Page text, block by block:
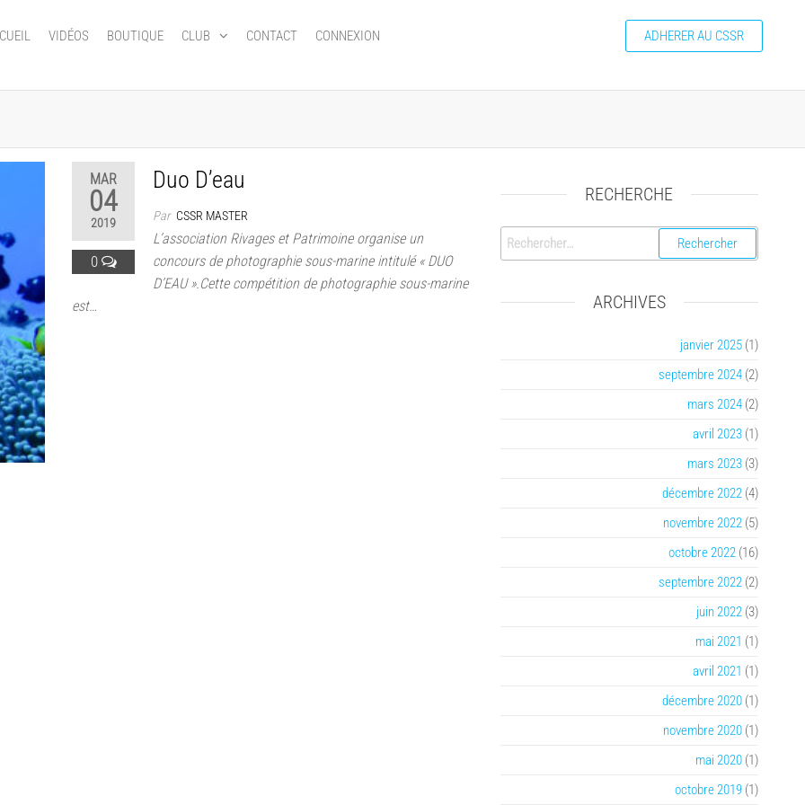
ADHERER AU CSSR
VIDÉOS BOUTIQUE CLUB CONTACT CONNEXION
MAR
04
2019
0
Duo D’eau
Par CSSR MASTER
L’association Rivages et Patrimoine organise un
concours de photographie sous-marine intitulé « DUO
D’EAU ».Cette compétition de photographie sous-marine
est…
RECHERCHE
Rechercher :
ARCHIVES
janvier 2025 (1)
septembre 2024 (2)
mars 2024 (2)
avril 2023 (1)
mars 2023 (3)
décembre 2022 (4)
novembre 2022 (5)
octobre 2022 (16)
septembre 2022 (2)
juin 2022 (3)
mai 2021 (1)
avril 2021 (1)
décembre 2020 (1)
novembre 2020 (1)
mai 2020 (1)
octobre 2019 (1)